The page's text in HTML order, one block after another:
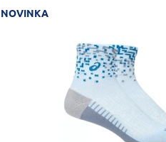
NOVINKA